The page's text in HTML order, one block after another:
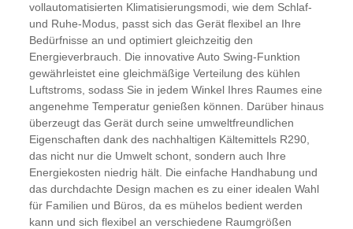
vollautomatisierten Klimatisierungsmodi, wie dem Schlaf-
und Ruhe-Modus, passt sich das Gerät flexibel an Ihre
Bedürfnisse an und optimiert gleichzeitig den
Energieverbrauch. Die innovative Auto Swing-Funktion
gewährleistet eine gleichmäßige Verteilung des kühlen
Luftstroms, sodass Sie in jedem Winkel Ihres Raumes eine
angenehme Temperatur genießen können. Darüber hinaus
überzeugt das Gerät durch seine umweltfreundlichen
Eigenschaften dank des nachhaltigen Kältemittels R290,
das nicht nur die Umwelt schont, sondern auch Ihre
Energiekosten niedrig hält. Die einfache Handhabung und
das durchdachte Design machen es zu einer idealen Wahl
für Familien und Büros, da es mühelos bedient werden
kann und sich flexibel an verschiedene Raumgrößen